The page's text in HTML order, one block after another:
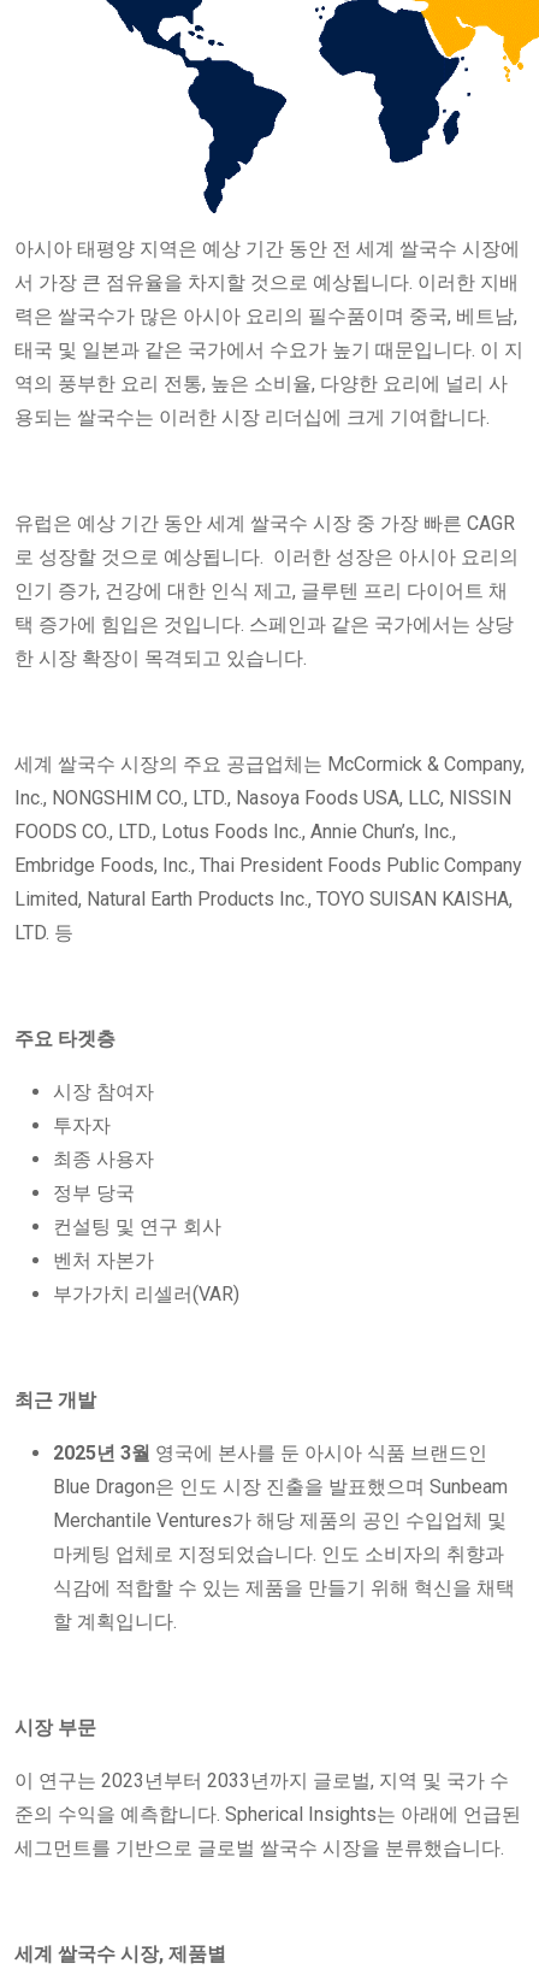
아시아 태평양 지역은 예상 기간 동안 전 세계 쌀국수 시장에
서 가장 큰 점유율을 차지할 것으로 예상됩니다. 이러한 지배
력은 쌀국수가 많은 아시아 요리의 필수품이며 중국, 베트남,
태국 및 일본과 같은 국가에서 수요가 높기 때문입니다. 이 지
역의 풍부한 요리 전통, 높은 소비율, 다양한 요리에 널리 사
용되는 쌀국수는 이러한 시장 리더십에 크게 기여합니다.
유럽은 예상 기간 동안 세계 쌀국수 시장 중 가장 빠른 CAGR
로 성장할 것으로 예상됩니다. 이러한 성장은 아시아 요리의
인기 증가, 건강에 대한 인식 제고, 글루텐 프리 다이어트 채
택 증가에 힘입은 것입니다. 스페인과 같은 국가에서는 상당
한 시장 확장이 목격되고 있습니다.
세계 쌀국수 시장의 주요 공급업체는 McCormick & Company,
Inc., NONGSHIM CO., LTD., Nasoya Foods USA, LLC, NISSIN
FOODS CO., LTD., Lotus Foods Inc., Annie Chun’s, Inc.,
Embridge Foods, Inc., Thai President Foods Public Company
Limited, Natural Earth Products Inc., TOYO SUISAN KAISHA,
LTD. 등
주요 타겟층
시장 참여자
투자자
최종 사용자
정부 당국
컨설팅 및 연구 회사
벤처 자본가
부가가치 리셀러(VAR)
최근 개발
2025년 3월 영국에 본사를 둔 아시아 식품 브랜드인
Blue Dragon은 인도 시장 진출을 발표했으며 Sunbeam
Merchantile Ventures가 해당 제품의 공인 수입업체 및
마케팅 업체로 지정되었습니다. 인도 소비자의 취향과
식감에 적합할 수 있는 제품을 만들기 위해 혁신을 채택
할 계획입니다.
시장 부문
이 연구는 2023년부터 2033년까지 글로벌, 지역 및 국가 수
준의 수익을 예측합니다. Spherical Insights는 아래에 언급된
세그먼트를 기반으로 글로벌 쌀국수 시장을 분류했습니다.
세계 쌀국수 시장, 제품별